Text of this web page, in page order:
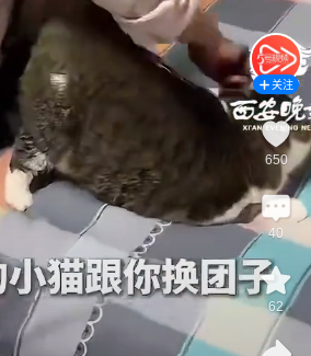
关注
650
40
62